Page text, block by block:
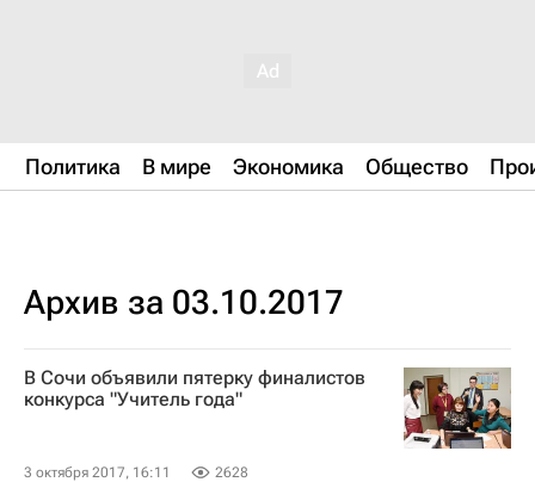
Политика В мире Экономика Общество
Архив за 03.10.2017
В Сочи объявили пятерку финалистов
конкурса "Учитель года"
3 октября 2017, 16:11 2628